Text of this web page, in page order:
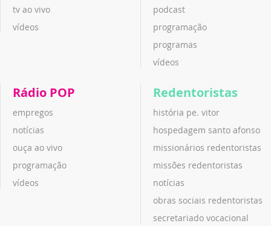
tv ao vivo
vídeos
podcast
programação
programas
vídeos
Rádio POP
empregos
notícias
ouça ao vivo
programação
vídeos
Redentoristas
história pe. vitor
hospedagem santo afonso
missionários redentoristas
missões redentoristas
notícias
obras sociais redentoristas
secretariado vocacional